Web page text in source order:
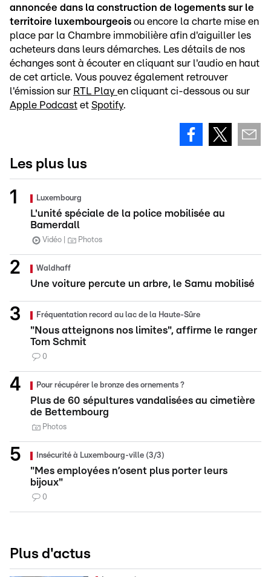
annoncée dans la construction de logements sur le
territoire luxembourgeois ou encore la charte mise en
place par la Chambre immobilière afin d'aiguiller les
acheteurs dans leurs démarches. Les détails de nos
échanges sont à écouter en cliquant sur l'audio en haut
de cet article. Vous pouvez également retrouver
l'émission sur RTL Play en cliquant ci-dessous ou sur
Apple Podcast et Spotify.
Les plus lus
Luxembourg
L'unité spéciale de la police mobilisée au
Bamerdall
Vidéo Photos
Waldhaff
Une voiture percute un arbre, le Samu mobilisé
Fréquentation record au lac de la Haute-Sûre
"Nous atteignons nos limites", affirme le ranger
Tom Schmit
0
Pour récupérer le bronze des ornements ?
Plus de 60 sépultures vandalisées au cimetière
de Bettembourg
Photos
Insécurité à Luxembourg-ville (3/3)
"Mes employées n’osent plus porter leurs
bijoux"
0
Plus d'actus